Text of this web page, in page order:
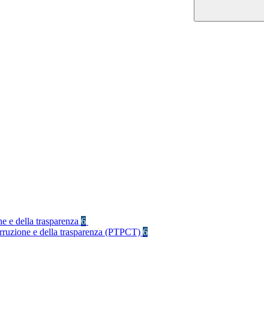
e della trasparenza 6
e della trasparenza (PTPCT) 6